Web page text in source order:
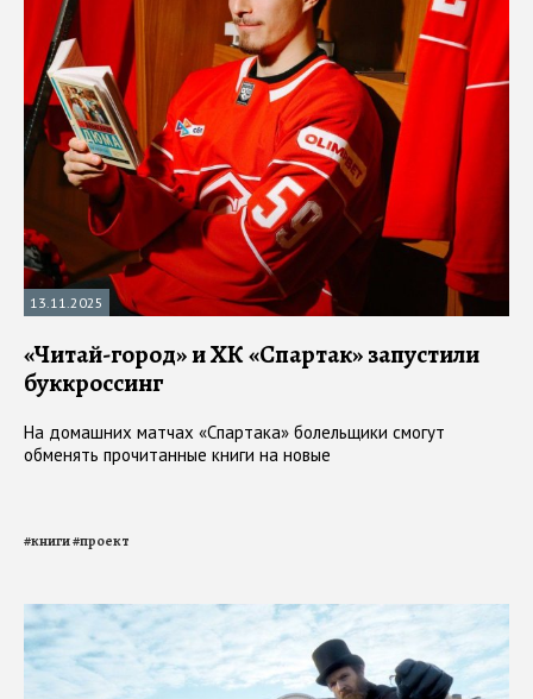
13.11.2025
«Читай-город» и ХК «Спартак» запустили
буккроссинг
На домашних матчах «Спартака» болельщики смогут
обменять прочитанные книги на новые
#книги#проект